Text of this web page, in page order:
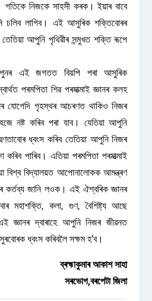
নিজকে সাহসী কৰক। ইয়াৰ বাবে
চলিব লাগিব। এই আসুৰিক শক্তিবোৰৰ
আপুনি পৃথিৱীৰ সন্মুখত শক্তি ৰূপে
এই জগতত বিয়পি পৰা আসুৰিক
পৰমপিতা শিৱ পৰমাত্মাই জ্ঞানৰ কলহ
যোগেদি গৃহস্থৰ আচৰণত থাকিও নিজৰ
নষ্ট কৰিব পৰা যাব। যেতিয়া আপুনি
ধ্বংস কৰিব তেতিয়া আপুনি নিজৰ
পাৰিব। এতিয়া পৰমপিতা পৰমাত্মাই
বিশ্ব বিদ্যালয়ত আপোনালোকক আমন্ত্ৰণ
জানি লওক। এই ঐশ্বৰিক জ্ঞানৰ
মহাশক্তি, কলা, গুণ, বৈশিষ্ট্য আছে
দ্বাৰাহে আপুনি নিজৰ জীৱনত
ধ্বংস কৰিবলৈ সক্ষম হ’ব।
ব্ৰহ্মাকুমাৰ আকাশ সাহা
সৰভোগ,বৰপেটা জিলা